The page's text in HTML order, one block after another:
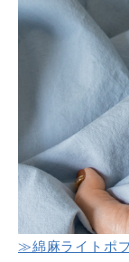
≫綿麻ライトポ